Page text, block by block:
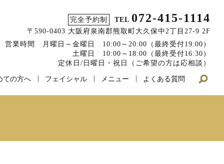
完全予約制 TEL 072-415-1114
〒590-0403 大阪府泉南郡熊取町大久保中2丁目27-9 2F
営業時間 月曜日～金曜日 10:00～20:00（最終受付19:00）
土曜日 10:00～18:00（最終受付16:30）
定休日/日曜日・祝日（ご希望の方は応相談）
ての方へ フェイシャル メニュー よくある質問